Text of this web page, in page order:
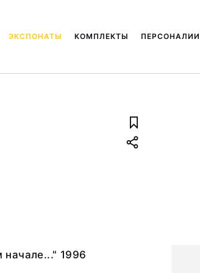
ЭКСПОНАТЫ КОМПЛЕКТЫ ПЕРСОНАЛИИ
1996